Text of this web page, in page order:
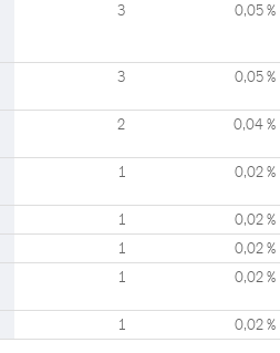
3 0,05 %
3 0,05 %
2 0,04 %
1 0,02 %
1 0,02 %
1 0,02 %
1 0,02 %
1 0,02 %